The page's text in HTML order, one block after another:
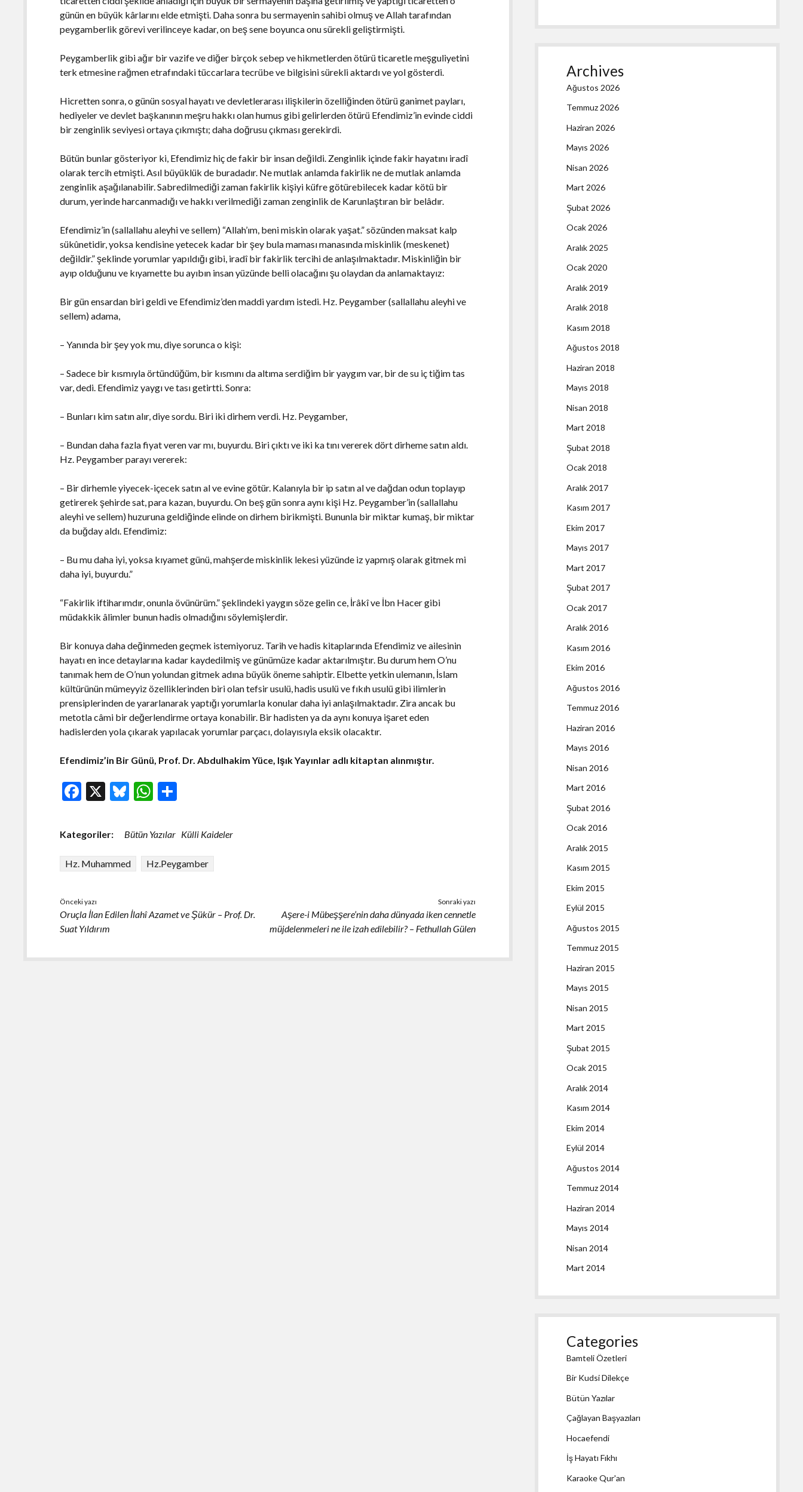
günün en büyük kârlarını elde etmişti. Daha sonra bu sermayenin sahibi olmuş ve Allah tarafından
peygamberlik görevi verilinceye kadar, on beş sene boyunca onu sürekli geliştirmişti.
Peygamberlik gibi ağır bir vazife ve diğer birçok sebep ve hikmetlerden ötürü ticaretle meşguliyetini
terk etmesine rağmen etrafındaki tüccarlara tecrübe ve bilgisini sürekli aktardı ve yol gösterdi.
Hicretten sonra, o günün sosyal hayatı ve devletlerarası ilişkilerin özelliğinden ötürü ganimet payları,
hediyeler ve devlet başkanının meşru hakkı olan humus gibi gelirlerden ötürü Efendimiz’in evinde ciddi
bir zenginlik seviyesi ortaya çıkmıştı; daha doğrusu çıkması gerekirdi.
Bütün bunlar gösteriyor ki, Efendimiz hiç de fakir bir insan değildi. Zenginlik içinde fakir hayatını iradî
olarak tercih etmişti. Asıl büyüklük de buradadır. Ne mutlak anlamda fakirlik ne de mutlak anlamda
zenginlik aşağılanabilir. Sabredilmediği zaman fakirlik kişiyi küfre götürebilecek kadar kötü bir
durum, yerinde harcanmadığı ve hakkı verilmediği zaman zenginlik de Karunlaştıran bir belâdır.
Efendimiz’in (sallallahu aleyhi ve sellem) “Allah’ım, beni miskin olarak yaşat.” sözünden maksat kalp
sükûnetidir, yoksa kendisine yetecek kadar bir şey bula maması manasında miskinlik (meskenet)
değildir.” şeklinde yorumlar yapıldığı gibi, iradî bir fakirlik tercihi de anlaşılmaktadır. Miskinliğin bir
ayıp olduğunu ve kıyamette bu ayıbın insan yüzünde belli olacağını şu olaydan da anlamaktayız:
Bir gün ensardan biri geldi ve Efendimiz’den maddi yardım istedi. Hz. Peygamber (sallallahu aleyhi ve
sellem) adama,
– Yanında bir şey yok mu, diye sorunca o kişi:
– Sadece bir kısmıyla örtündüğüm, bir kısmını da altıma serdiğim bir yaygım var, bir de su iç tiğim tas
var, dedi. Efendimiz yaygı ve tası getirtti. Sonra:
– Bunları kim satın alır, diye sordu. Biri iki dirhem verdi. Hz. Peygamber,
– Bundan daha fazla fiyat veren var mı, buyurdu. Biri çıktı ve iki ka tını vererek dört dirheme satın aldı.
Hz. Peygamber parayı vererek:
– Bir dirhemle yiyecek-içecek satın al ve evine götür. Kalanıyla bir ip satın al ve dağdan odun toplayıp
getirerek şehirde sat, para kazan, buyurdu. On beş gün sonra aynı kişi Hz. Peygamber’in (sallallahu
aleyhi ve sellem) huzuruna geldiğinde elinde on dirhem birikmişti. Bununla bir miktar kumaş, bir miktar
da buğday aldı. Efendimiz:
– Bu mu daha iyi, yoksa kıyamet günü, mahşerde miskinlik lekesi yüzünde iz yapmış olarak gitmek mi
daha iyi, buyurdu.”
“Fakirlik iftiharımdır, onunla övünürüm.” şeklindeki yaygın söze gelin ce, İrâkî ve İbn Hacer gibi
müdakkik âlimler bunun hadis olmadığını söylemişlerdir.
Bir konuya daha değinmeden geçmek istemiyoruz. Tarih ve hadis kitaplarında Efendimiz ve ailesinin
hayatı en ince detaylarına kadar kaydedilmiş ve günümüze kadar aktarılmıştır. Bu durum hem O’nu
tanımak hem de O’nun yolundan gitmek adına büyük öneme sahiptir. Elbette yetkin ulemanın, İslam
kültürünün mümeyyiz özelliklerinden biri olan tefsir usulü, hadis usulü ve fıkıh usulü gibi ilimlerin
prensiplerinden de yararlanarak yaptığı yorumlarla konular daha iyi anlaşılmaktadır. Zira ancak bu
metotla câmi bir değerlendirme ortaya konabilir. Bir hadisten ya da aynı konuya işaret eden
hadislerden yola çıkarak yapılacak yorumlar parçacı, dolayısıyla eksik olacaktır.
Efendimiz’in Bir Günü, Prof. Dr. Abdulhakim Yüce, Işık Yayınlar adlı kitaptan alınmıştır.
F
e
o
k
X
Bl
es
W
at
A
ar
Kategoriler: Bütün Yazılar Külli Kaideler
Hz. Muhammed Hz.Peygamber
Önceki yazı
Oruçla İlan Edilen İlahî Azamet ve Şükür – Prof. Dr.
Suat Yıldırım
Sonraki yazı
Aşere-i Mübeşşere’nin daha dünyada iken cennetle
müjdelenmeleri ne ile izah edilebilir? – Fethullah Gülen
Archives
Ağustos 2026
Temmuz 2026
Haziran 2026
Mayıs 2026
Nisan 2026
Mart 2026
Şubat 2026
Ocak 2026
Aralık 2025
Ocak 2020
Aralık 2019
Aralık 2018
Kasım 2018
Ağustos 2018
Haziran 2018
Mayıs 2018
Nisan 2018
Mart 2018
Şubat 2018
Ocak 2018
Aralık 2017
Kasım 2017
Ekim 2017
Mayıs 2017
Mart 2017
Şubat 2017
Ocak 2017
Aralık 2016
Kasım 2016
Ekim 2016
Ağustos 2016
Temmuz 2016
Haziran 2016
Mayıs 2016
Nisan 2016
Mart 2016
Şubat 2016
Ocak 2016
Aralık 2015
Kasım 2015
Ekim 2015
Eylül 2015
Ağustos 2015
Temmuz 2015
Haziran 2015
Mayıs 2015
Nisan 2015
Mart 2015
Şubat 2015
Ocak 2015
Aralık 2014
Kasım 2014
Ekim 2014
Eylül 2014
Ağustos 2014
Temmuz 2014
Haziran 2014
Mayıs 2014
Nisan 2014
Mart 2014
Categories
Bamteli Özetleri
Bir Kudsi Dilekçe
Bütün Yazılar
Çağlayan Başyazıları
Hocaefendi
İş Hayatı Fıkhı
Karaoke Qur'an